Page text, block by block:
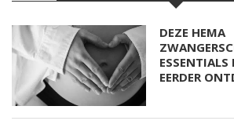
DEZE HEMA
ESSENTIALS
EERDER